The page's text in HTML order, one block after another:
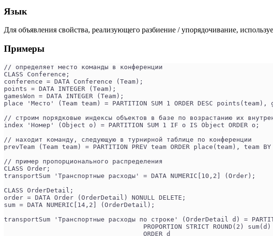
Язык
Для объявления свойства, реализующего разбиение / упорядочивание,
Примеры
// определяет место команды в конференции
CLASS Conference;
conference = DATA Conference (Team);
points = DATA INTEGER (Team);
gamesWon = DATA INTEGER (Team);
place 'Место' (Team team) = PARTITION SUM 1 ORDER DESC points(team),
// строим порядковые индексы объектов в базе по возрастанию их
index 'Номер' (Object o) = PARTITION SUM 1 IF o IS Object ORDER o;
// находит команду, следующую в турнирной таблице по конференции
prevTeam (Team team) = PARTITION PREV team ORDER place(team), team
// пример пропорционального распределения
CLASS Order;
transportSum 'Транспортные расходы' = DATA NUMERIC[10,2] (Order);
CLASS OrderDetail;
order = DATA Order (OrderDetail) NONULL DELETE;
sum = DATA NUMERIC[14,2] (OrderDetail);
transportSum 'Транспортные расходы по строке' (OrderDetail d) =
                                    PROPORTION STRICT ROUND(2) sum(d)
                                    ORDER d